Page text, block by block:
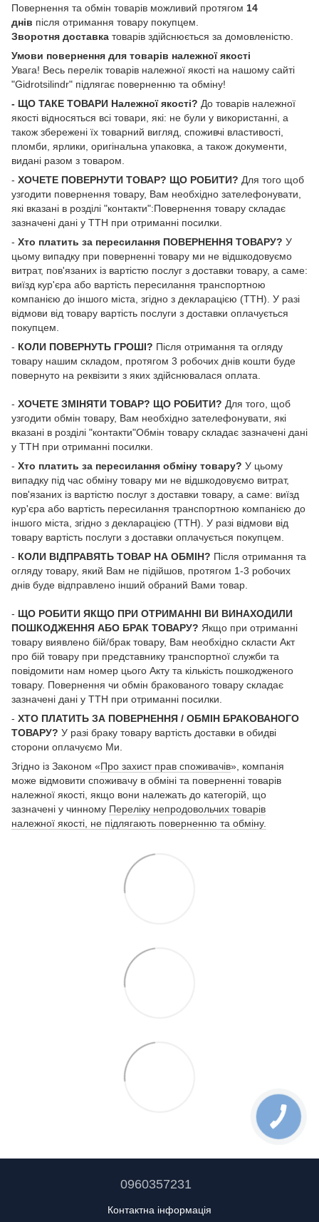
Повернення та обмін товарів можливий протягом 14
днів після отримання товару покупцем.
Зворотня доставка товарів здійснюється за домовленістю.
Умови повернення для товарів належної якості
Увага! Весь перелік товарів належної якості на нашому сайті
"Gidrotsilindr" підлягає поверненню та обміну!
- ЩО ТАКЕ ТОВАРИ Належної якості? До товарів належної
якості відносяться всі товари, які: не були у використанні, а
також збережені їх товарний вигляд, споживчі властивості,
пломби, ярлики, оригінальна упаковка, а також документи,
видані разом з товаром.
- ХОЧЕТЕ ПОВЕРНУТИ ТОВАР? ЩО РОБИТИ? Для того щоб
узгодити повернення товару, Вам необхідно зателефонувати,
які вказані в розділі "контакти":Повернення товару складає
зазначені дані у ТТН при отриманні посилки.
- Хто платить за пересилання ПОВЕРНЕННЯ ТОВАРУ? У
цьому випадку при поверненні товару ми не відшкодовуємо
витрат, пов'язаних із вартістю послуг з доставки товару, а саме:
виїзд кур'єра або вартість пересилання транспортною
компанією до іншого міста, згідно з декларацією (ТТН). У разі
відмови від товару вартість послуги з доставки оплачується
покупцем.
- КОЛИ ПОВЕРНУТЬ ГРОШІ? Після отримання та огляду
товару нашим складом, протягом 3 робочих днів кошти буде
повернуто на реквізити з яких здійснювалася оплата.
- ХОЧЕТЕ ЗМІНЯТИ ТОВАР? ЩО РОБИТИ? Для того, щоб
узгодити обмін товару, Вам необхідно зателефонувати, які
вказані в розділі "контакти"Обмін товару складає зазначені дані
у ТТН при отриманні посилки.
- Хто платить за пересилання обміну товару? У цьому
випадку під час обміну товару ми не відшкодовуємо витрат,
пов'язаних із вартістю послуг з доставки товару, а саме: виїзд
кур'єра або вартість пересилання транспортною компанією до
іншого міста, згідно з декларацією (ТТН). У разі відмови від
товару вартість послуги з доставки оплачується покупцем.
- КОЛИ ВІДПРАВЯТЬ ТОВАР НА ОБМІН? Після отримання та
огляду товару, який Вам не підійшов, протягом 1-3 робочих
днів буде відправлено інший обраний Вами товар.
- ЩО РОБИТИ ЯКЩО ПРИ ОТРИМАННІ ВИ ВИНАХОДИЛИ
ПОШКОДЖЕННЯ АБО БРАК ТОВАРУ? Якщо при отриманні
товару виявлено бій/брак товару, Вам необхідно скласти Акт
про бій товару при представнику транспортної служби та
повідомити нам номер цього Акту та кількість пошкодженого
товару. Повернення чи обмін бракованого товару складає
зазначені дані у ТТН при отриманні посилки.
- ХТО ПЛАТИТЬ ЗА ПОВЕРНЕННЯ / ОБМІН БРАКОВАНОГО
ТОВАРУ? У разі браку товару вартість доставки в обидві
сторони оплачуємо Ми.
Згідно із Законом «Про захист прав споживачів», компанія
може відмовити споживачу в обміні та поверненні товарів
належної якості, якщо вони належать до категорій, що
зазначені у чинному Переліку непродовольчих товарів
належної якості, не підлягають поверненню та обміну.
0960357231
Контактна інформація